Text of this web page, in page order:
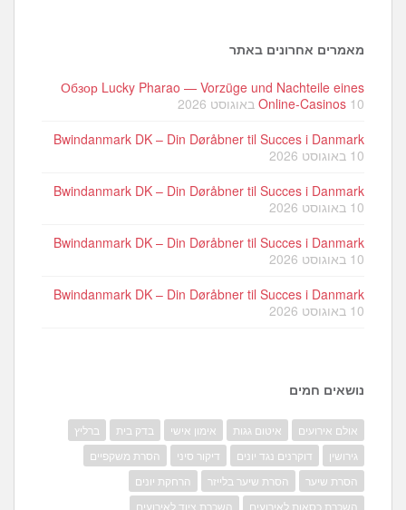
מאמרים אחרונים באתר
Обзор Lucky Pharao — Vorzüge und Nachteile eines
Online-Casinos 10 באוגוסט 2026
Bwindanmark DK – Din Døråbner til Succes i Danmark
10 באוגוסט 2026
Bwindanmark DK – Din Døråbner til Succes i Danmark
10 באוגוסט 2026
Bwindanmark DK – Din Døråbner til Succes i Danmark
10 באוגוסט 2026
Bwindanmark DK – Din Døråbner til Succes i Danmark
10 באוגוסט 2026
נושאים חמים
אולם אירועים איטום גגות אימון אישי בדק בית
ברליץ
גירושין
דוקרנים נגד יונים דיקור סיני
הסרת משקפיים
הסרת שיער
הסרת שיער בלייזר
הרחקת יונים
השכרת כסאות לאירועים
השכרת ציוד לאירועים